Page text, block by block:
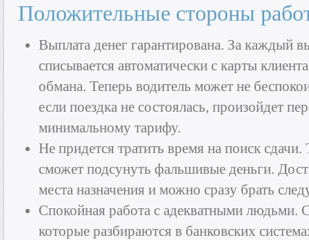
Положительные стороны
Выплата денег гарантирована. За каждый
списывается автоматически с карты
обмана. Теперь водитель может не
если поездка не состоялась, произойдет
минимальному тарифу.
Не придется тратить время на поиск
сможет подсунуть фальшивые деньги.
места назначения и можно сразу брать
Спокойная работа с адекватными людьми.
которые разбираются в банковских